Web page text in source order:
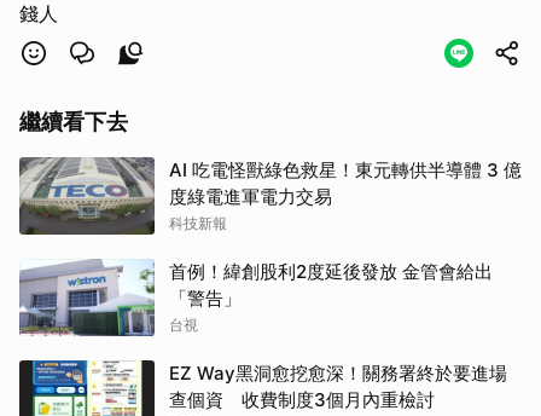
錢人
繼續看下去
AI 吃電怪獸綠色救星！東元轉供半導體 3 億
度綠電進軍電力交易
科技新報
首例！緯創股利2度延後發放 金管會給出
「警告」
台視
EZ Way黑洞愈挖愈深！關務署終於要進場
查個資 收費制度3個月內重檢討